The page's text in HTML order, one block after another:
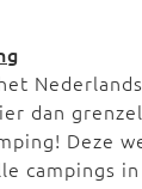
dan
Deze
campings in